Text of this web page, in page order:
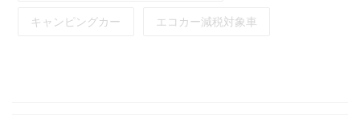
キャンピングカー エコカー減税対象車